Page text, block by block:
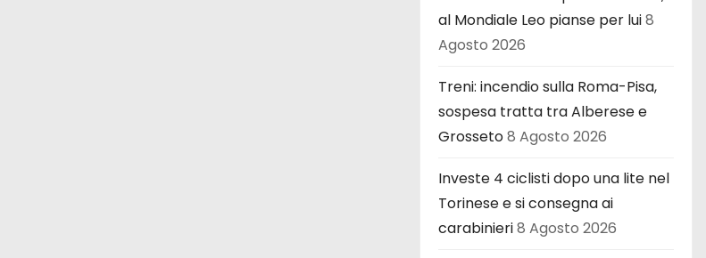
al Mondiale Leo pianse per lui8
Agosto 2026
Treni: incendio sulla Roma-Pisa,
sospesa tratta tra Alberese e
Grosseto8 Agosto 2026
Investe 4 ciclisti dopo una lite nel
Torinese e si consegna ai
carabinieri8 Agosto 2026